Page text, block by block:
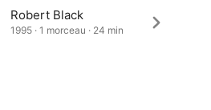
Robert Black
1995 · 1 morceau · 24 min